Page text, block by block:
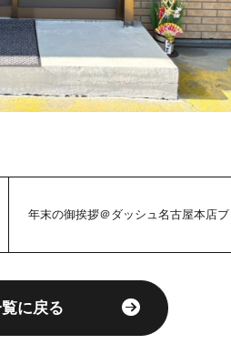
年末の御挨拶＠ダッシュ名古屋本店
に戻る